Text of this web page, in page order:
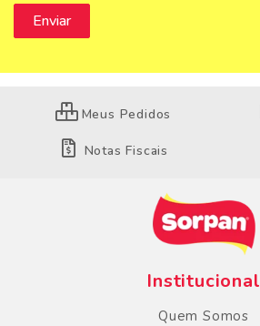
Meus Pedidos
Notas Fiscais
Institucional
Quem Somos